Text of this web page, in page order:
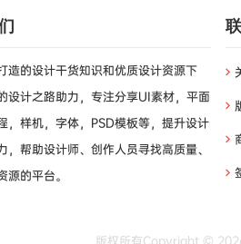
造的设计干货知识和优质设计资源下
设计之路助力，专注分享UI素材，平面
，样机，字体，PSD模板等，提升设计
，帮助设计师、创作人员寻找高质量、
源的平台。
版权所有Copyright ©